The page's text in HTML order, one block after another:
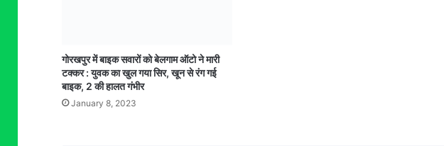
गोरखपुर में बाइक सवारों को बेलगाम ऑटो ने मारी
टक्कर : युवक का खुल गया सिर, खून से रंग गई
बाइक, 2 की हालत गंभीर
January 8, 2023